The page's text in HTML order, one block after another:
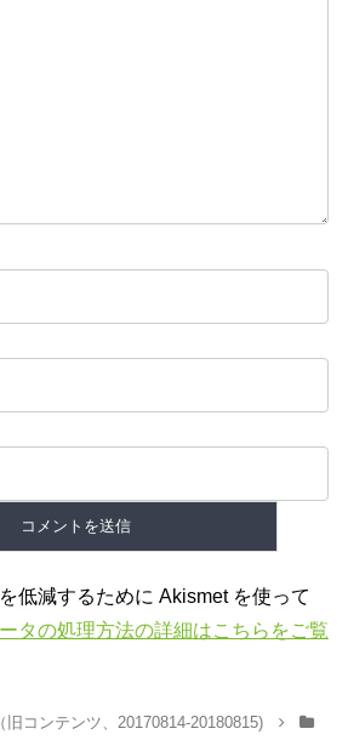
低減するために Akismet を使って
タの処理方法の詳細はこちらをご覧
旧コンテンツ、20170814-20180815)